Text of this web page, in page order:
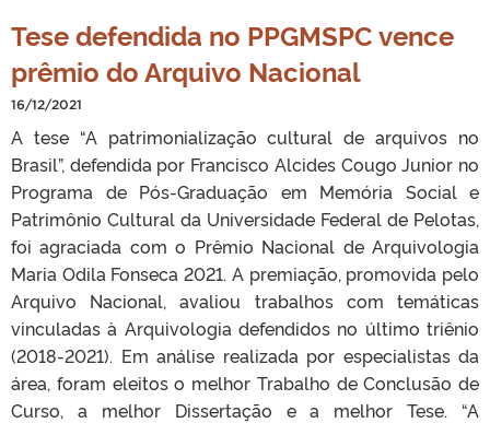
Tese defendida no PPGMSPC vence
prêmio do Arquivo Nacional
16/12/2021
A tese “A patrimonialização cultural de arquivos no
Brasil”, defendida por Francisco Alcides Cougo Junior no
Programa de Pós-Graduação em Memória Social e
Patrimônio Cultural da Universidade Federal de Pelotas,
foi agraciada com o Prêmio Nacional de Arquivologia
Maria Odila Fonseca 2021. A premiação, promovida pelo
Arquivo Nacional, avaliou trabalhos com temáticas
vinculadas à Arquivologia defendidos no último triênio
(2018-2021). Em análise realizada por especialistas da
área, foram eleitos o melhor Trabalho de Conclusão de
Curso, a melhor Dissertação e a melhor Tese. “A